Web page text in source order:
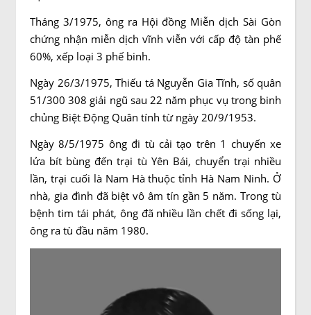
Tháng 3/1975, ông ra Hội đồng Miễn dịch Sài Gòn
chứng nhận miễn dịch vĩnh viễn với cấp độ tàn phế
60%, xếp loại 3 phế binh.
Ngày 26/3/1975, Thiếu tá Nguyễn Gia Tĩnh, số quân
51/300 308 giải ngũ sau 22 năm phục vụ trong binh
chủng Biệt Động Quân tính từ ngày 20/9/1953.
Ngày 8/5/1975 ông đi tù cải tạo trên 1 chuyến xe
lửa bít bùng đến trại tù Yên Bái, chuyển trại nhiều
lần, trại cuối là Nam Hà thuộc tỉnh Hà Nam Ninh. Ở
nhà, gia đình đã biệt vô âm tín gần 5 năm. Trong tù
bệnh tim tái phát, ông đã nhiều lần chết đi sống lại,
ông ra tù đầu năm 1980.